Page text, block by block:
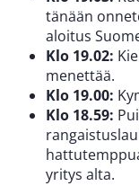
tänään
aloitus
Klo 19.02:
menettää.
Klo 19.00:
Klo 18.59:
yritys alta.